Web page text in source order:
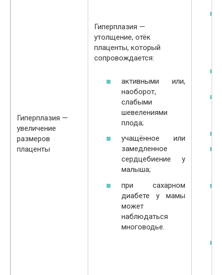
Гиперплазия —
увеличение
размеров
плаценты
Гиперплазия —
утолщение, отёк
плаценты, который
сопровождается:
активными или,
наоборот,
слабыми
шевелениями
плода;
учащённое или
замедленное
сердцебиение у
малыша;
при сахарном
диабете у мамы
может
наблюдаться
многоводье.